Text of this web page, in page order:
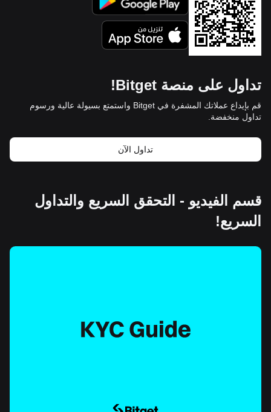
تداول على منصة Bitget!
قم بإيداع عملاتك المشفرة في Bitget واستمتع بسيولة عالية ورسوم
تداول منخفضة.
تداول الآن
قسم الفيديو - التحقق السريع والتداول
السريع!